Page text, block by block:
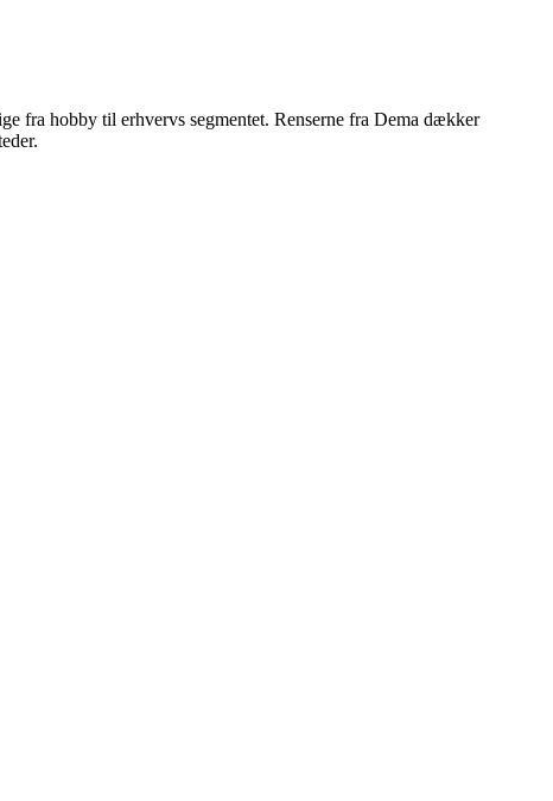
fra hobby til erhvervs segmentet. Renserne fra Dema dækker